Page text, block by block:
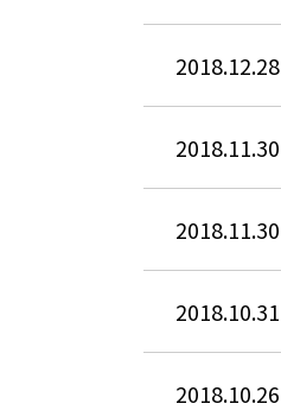
2018.12.28
2018.11.30
2018.11.30
2018.10.31
2018.10.26